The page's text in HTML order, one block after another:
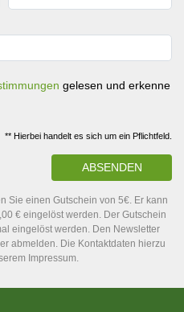
gelesen und erkenne
** Hierbei handelt es sich um ein Pflichtfeld.
ABSENDEN
Sie einen Gutschein von 5€. Er kann
€ eingelöst werden. Der Gutschein
eingelöst werden. Den Newsletter
abmelden. Die Kontaktdaten hierzu
Impressum.